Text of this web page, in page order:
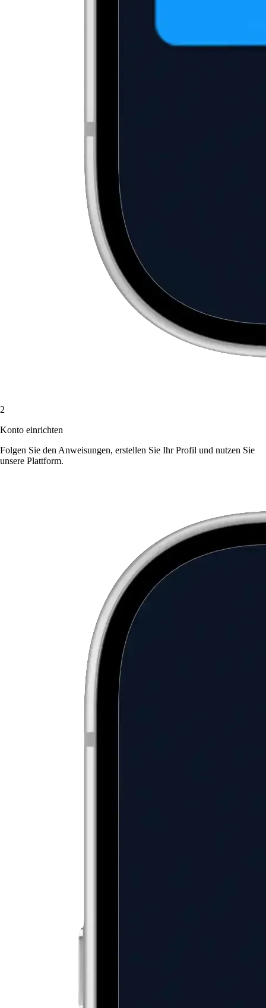
2
Konto einrichten
Folgen Sie den Anweisungen, erstellen Sie Ihr Profil und nutzen Sie
unsere Plattform.